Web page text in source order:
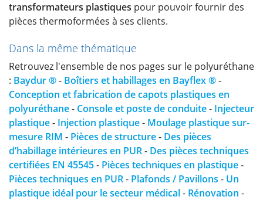
transformateurs plastiques pour pouvoir fournir des
pièces thermoformées à ses clients.
Dans la même thématique
Retrouvez l'ensemble de nos pages sur le polyuréthane
: Baydur ®- Boîtiers et habillages en Bayflex ®-
Conception et fabrication de capots plastiques en
polyuréthane- Console et poste de conduite- Injecteur
plastique- Injection plastique- Moulage plastique sur-
mesure RIM - Pièces de structure- Des pièces
d’habillage intérieures en PUR- Des pièces techniques
certifiées EN 45545- Pièces techniques en plastique-
Pièces techniques en PUR- Plafonds / Pavillons - Un
plastique idéal pour le secteur médical- Rénovation -